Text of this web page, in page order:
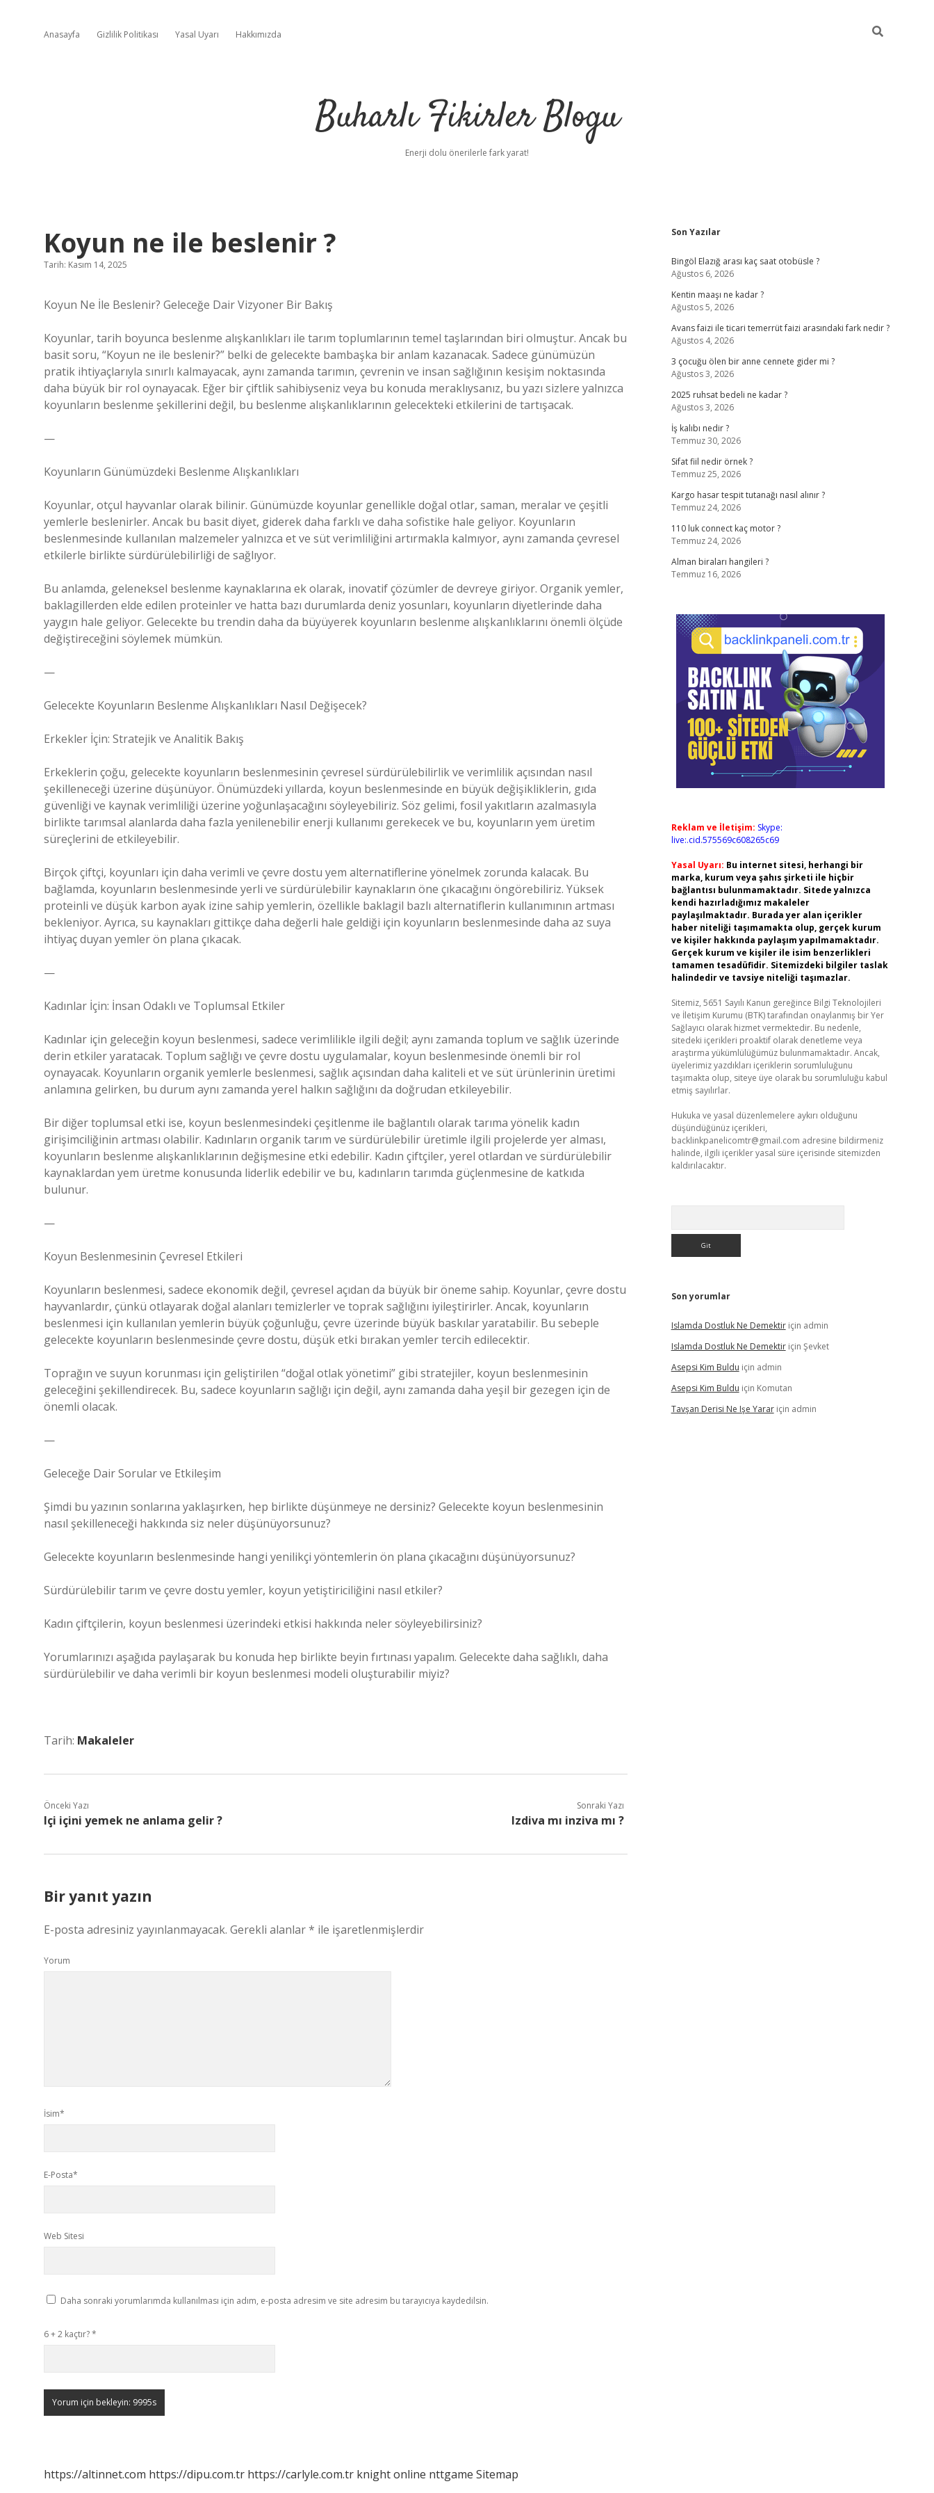
Anasayfa Gizlilik Politikası Yasal Uyarı Hakkımızda
Buharlı Fikirler Blogu
Enerji dolu önerilerle fark yarat!
Koyun ne ile beslenir ?
Tarih: Kasım 14, 2025
Koyun Ne İle Beslenir? Geleceğe Dair Vizyoner Bir Bakış
Koyunlar, tarih boyunca beslenme alışkanlıkları ile tarım toplumlarının temel taşlarından biri olmuştur. Ancak bu
basit soru, “Koyun ne ile beslenir?” belki de gelecekte bambaşka bir anlam kazanacak. Sadece günümüzün
pratik ihtiyaçlarıyla sınırlı kalmayacak, aynı zamanda tarımın, çevrenin ve insan sağlığının kesişim noktasında
daha büyük bir rol oynayacak. Eğer bir çiftlik sahibiyseniz veya bu konuda meraklıysanız, bu yazı sizlere yalnızca
koyunların beslenme şekillerini değil, bu beslenme alışkanlıklarının gelecekteki etkilerini de tartışacak.
—
Koyunların Günümüzdeki Beslenme Alışkanlıkları
Koyunlar, otçul hayvanlar olarak bilinir. Günümüzde koyunlar genellikle doğal otlar, saman, meralar ve çeşitli
yemlerle beslenirler. Ancak bu basit diyet, giderek daha farklı ve daha sofistike hale geliyor. Koyunların
beslenmesinde kullanılan malzemeler yalnızca et ve süt verimliliğini artırmakla kalmıyor, aynı zamanda çevresel
etkilerle birlikte sürdürülebilirliği de sağlıyor.
Bu anlamda, geleneksel beslenme kaynaklarına ek olarak, inovatif çözümler de devreye giriyor. Organik yemler,
baklagillerden elde edilen proteinler ve hatta bazı durumlarda deniz yosunları, koyunların diyetlerinde daha
yaygın hale geliyor. Gelecekte bu trendin daha da büyüyerek koyunların beslenme alışkanlıklarını önemli ölçüde
değiştireceğini söylemek mümkün.
—
Gelecekte Koyunların Beslenme Alışkanlıkları Nasıl Değişecek?
Erkekler İçin: Stratejik ve Analitik Bakış
Erkeklerin çoğu, gelecekte koyunların beslenmesinin çevresel sürdürülebilirlik ve verimlilik açısından nasıl
şekilleneceği üzerine düşünüyor. Önümüzdeki yıllarda, koyun beslenmesinde en büyük değişikliklerin, gıda
güvenliği ve kaynak verimliliği üzerine yoğunlaşacağını söyleyebiliriz. Söz gelimi, fosil yakıtların azalmasıyla
birlikte tarımsal alanlarda daha fazla yenilenebilir enerji kullanımı gerekecek ve bu, koyunların yem üretim
süreçlerini de etkileyebilir.
Birçok çiftçi, koyunları için daha verimli ve çevre dostu yem alternatiflerine yönelmek zorunda kalacak. Bu
bağlamda, koyunların beslenmesinde yerli ve sürdürülebilir kaynakların öne çıkacağını öngörebiliriz. Yüksek
proteinli ve düşük karbon ayak izine sahip yemlerin, özellikle baklagil bazlı alternatiflerin kullanımının artması
bekleniyor. Ayrıca, su kaynakları gittikçe daha değerli hale geldiği için koyunların beslenmesinde daha az suya
ihtiyaç duyan yemler ön plana çıkacak.
—
Kadınlar İçin: İnsan Odaklı ve Toplumsal Etkiler
Kadınlar için geleceğin koyun beslenmesi, sadece verimlilikle ilgili değil; aynı zamanda toplum ve sağlık üzerinde
derin etkiler yaratacak. Toplum sağlığı ve çevre dostu uygulamalar, koyun beslenmesinde önemli bir rol
oynayacak. Koyunların organik yemlerle beslenmesi, sağlık açısından daha kaliteli et ve süt ürünlerinin üretimi
anlamına gelirken, bu durum aynı zamanda yerel halkın sağlığını da doğrudan etkileyebilir.
Bir diğer toplumsal etki ise, koyun beslenmesindeki çeşitlenme ile bağlantılı olarak tarıma yönelik kadın
girişimciliğinin artması olabilir. Kadınların organik tarım ve sürdürülebilir üretimle ilgili projelerde yer alması,
koyunların beslenme alışkanlıklarının değişmesine etki edebilir. Kadın çiftçiler, yerel otlardan ve sürdürülebilir
kaynaklardan yem üretme konusunda liderlik edebilir ve bu, kadınların tarımda güçlenmesine de katkıda
bulunur.
—
Koyun Beslenmesinin Çevresel Etkileri
Koyunların beslenmesi, sadece ekonomik değil, çevresel açıdan da büyük bir öneme sahip. Koyunlar, çevre dostu
hayvanlardır, çünkü otlayarak doğal alanları temizlerler ve toprak sağlığını iyileştirirler. Ancak, koyunların
beslenmesi için kullanılan yemlerin büyük çoğunluğu, çevre üzerinde büyük baskılar yaratabilir. Bu sebeple
gelecekte koyunların beslenmesinde çevre dostu, düşük etki bırakan yemler tercih edilecektir.
Toprağın ve suyun korunması için geliştirilen “doğal otlak yönetimi” gibi stratejiler, koyun beslenmesinin
geleceğini şekillendirecek. Bu, sadece koyunların sağlığı için değil, aynı zamanda daha yeşil bir gezegen için de
önemli olacak.
—
Geleceğe Dair Sorular ve Etkileşim
Şimdi bu yazının sonlarına yaklaşırken, hep birlikte düşünmeye ne dersiniz? Gelecekte koyun beslenmesinin
nasıl şekilleneceği hakkında siz neler düşünüyorsunuz?
Gelecekte koyunların beslenmesinde hangi yenilikçi yöntemlerin ön plana çıkacağını düşünüyorsunuz?
Sürdürülebilir tarım ve çevre dostu yemler, koyun yetiştiriciliğini nasıl etkiler?
Kadın çiftçilerin, koyun beslenmesi üzerindeki etkisi hakkında neler söyleyebilirsiniz?
Yorumlarınızı aşağıda paylaşarak bu konuda hep birlikte beyin fırtınası yapalım. Gelecekte daha sağlıklı, daha
sürdürülebilir ve daha verimli bir koyun beslenmesi modeli oluşturabilir miyiz?
Tarih: Makaleler
Önceki Yazı
Içi içini yemek ne anlama gelir ?
Sonraki Yazı
Izdiva mı inziva mı ?
Bir yanıt yazın
E-posta adresiniz yayınlanmayacak. Gerekli alanlar* ile işaretlenmişlerdir
Yorum
İsim*
E-Posta*
Web Sitesi
Daha sonraki yorumlarımda kullanılması için adım, e-posta adresim ve site adresim bu tarayıcıya kaydedilsin.
6 + 2 kaçtır?*
https://altinnet.com https://dipu.com.tr https://carlyle.com.tr knight online nttgame Sitemap
Sidebar
Son Yazılar
Bingöl Elazığ arası kaç saat otobüsle ?
Ağustos 6, 2026
Kentin maaşı ne kadar ?
Ağustos 5, 2026
Avans faizi ile ticari temerrüt faizi arasındaki fark nedir ?
Ağustos 4, 2026
3 çocuğu ölen bir anne cennete gider mi ?
Ağustos 3, 2026
2025 ruhsat bedeli ne kadar ?
Ağustos 3, 2026
İş kalıbı nedir ?
Temmuz 30, 2026
Sifat fiil nedir örnek ?
Temmuz 25, 2026
Kargo hasar tespit tutanağı nasıl alınır ?
Temmuz 24, 2026
110 luk connect kaç motor ?
Temmuz 24, 2026
Alman biraları hangileri ?
Temmuz 16, 2026
Reklam ve İletişim: Skype:
live:.cid.575569c608265c69
Yasal Uyarı: Bu internet sitesi, herhangi bir
marka, kurum veya şahıs şirketi ile hiçbir
bağlantısı bulunmamaktadır. Sitede yalnızca
kendi hazırladığımız makaleler
paylaşılmaktadır. Burada yer alan içerikler
haber niteliği taşımamakta olup, gerçek kurum
ve kişiler hakkında paylaşım yapılmamaktadır.
Gerçek kurum ve kişiler ile isim benzerlikleri
tamamen tesadüfidir. Sitemizdeki bilgiler taslak
halindedir ve tavsiye niteliği taşımazlar.
Sitemiz, 5651 Sayılı Kanun gereğince Bilgi Teknolojileri
ve İletişim Kurumu (BTK) tarafından onaylanmış bir Yer
Sağlayıcı olarak hizmet vermektedir. Bu nedenle,
sitedeki içerikleri proaktif olarak denetleme veya
araştırma yükümlülüğümüz bulunmamaktadır. Ancak,
üyelerimiz yazdıkları içeriklerin sorumluluğunu
taşımakta olup, siteye üye olarak bu sorumluluğu kabul
etmiş sayılırlar.
Hukuka ve yasal düzenlemelere aykırı olduğunu
düşündüğünüz içerikleri,
backlinkpanelicomtr@gmail.com adresine bildirmeniz
halinde, ilgili içerikler yasal süre içerisinde sitemizden
kaldırılacaktır.
Son yorumlar
Islamda Dostluk Ne Demektiriçin admin
Islamda Dostluk Ne Demektiriçin Şevket
Asepsi Kim Buldu için admin
Asepsi Kim Buldu için Komutan
Tavşan Derisi Ne Işe Yarariçin admin